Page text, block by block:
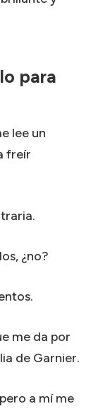
para
lee un
freír
¿no?
me da por
de Garnier.
a mí me